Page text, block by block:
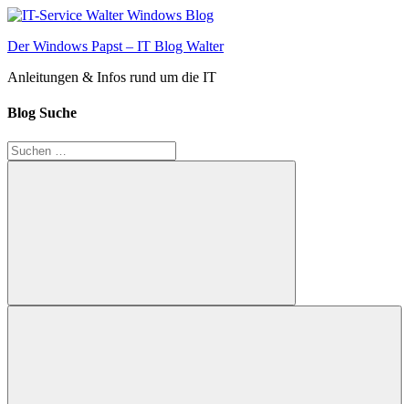
Zum
springen
Der Windows Papst – IT Blog Walter
Anleitungen & Infos rund um die IT
Blog Suche
Suchen
nach:
Suchen